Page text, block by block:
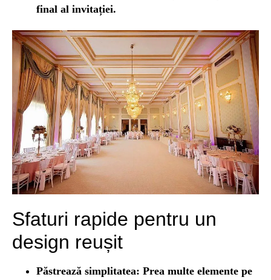
final al invitației.
Sfaturi rapide pentru un
design reușit
Păstrează simplitatea: Prea multe elemente pe